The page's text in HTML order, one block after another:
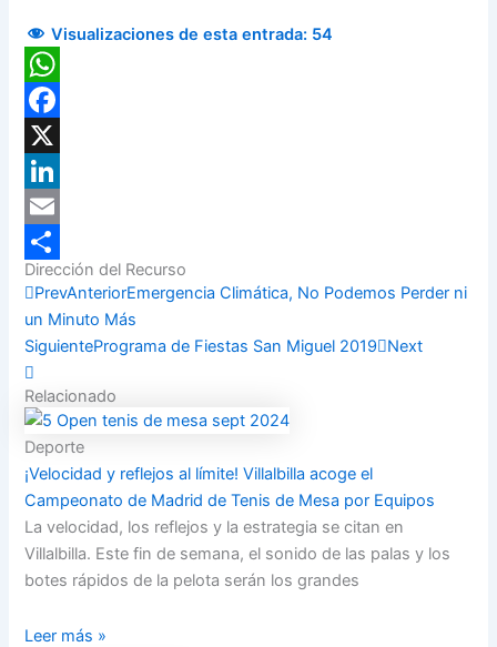
Visualizaciones de esta entrada: 54
WhatsApp
Facebook
X
LinkedIn
Email
Compartir
Dirección del Recurso
PrevAnteriorEmergencia Climática, No Podemos Perder ni
un Minuto Más
SiguientePrograma de Fiestas San Miguel 2019 Next
Relacionado
Deporte
¡Velocidad y reflejos al límite! Villalbilla acoge el
Campeonato de Madrid de Tenis de Mesa por Equipos
La velocidad, los reflejos y la estrategia se citan en
Villalbilla. Este fin de semana, el sonido de las palas y los
botes rápidos de la pelota serán los grandes
Leer más »